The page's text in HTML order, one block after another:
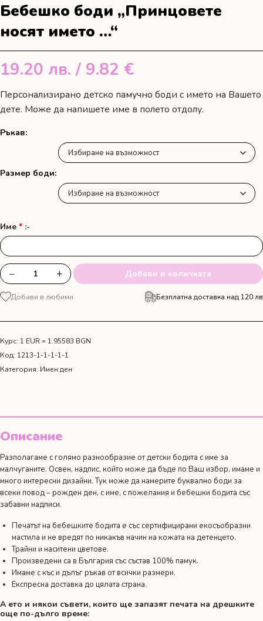
Бебешко боди „Принцовете
носят името …“
19.20 лв. / 9.82 €
Персонализирано детско памучно боди с името на Вашето
дете. Може да напишете име в полето отдолу.
Ръкав
Размер боди
Име * :-
количество
за
Бебешко
носят
името
..."
− + Добави в количката
Добави в любими Безплатна доставка над 120 лв
Курс: 1 EUR = 1.95583 BGN
Код: 1213-1-1-1-1-1
Категория: Имен ден
Описание
Разполагаме с голямо разнообразие от детски бодита с име за
малчуганите. Освен, надпис, който може да бъде по Ваш избор, имаме и
много интересни дизайни. Тук може да намерите буквално боди за
всеки повод –рожден ден, с име, с пожелания и бебешки бодита със
забавни надписи.
Печатът на бебешките бодита е със сертифицирани екосъобразни
мастила и не вредят по никакъв начин на кожата на детенцето.
Трайни и наситени цветове.
Произведени са в България със състав 100% памук.
Имаме с къс и дълъг ръкав от всички размери.
Експресна доставка до цялата страна.
А ето и някои съвети, които ще запазят печата на дрешките
още по-дълго време: